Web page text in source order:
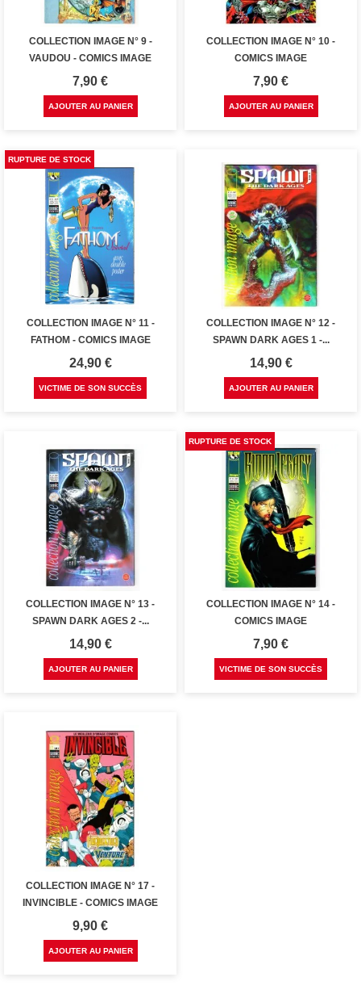
COLLECTION IMAGE N° 9 -
VAUDOU - COMICS IMAGE
Prix
7,90 €
AJOUTER AU PANIER
COLLECTION IMAGE N° 10 -
COMICS IMAGE
Prix
7,90 €
AJOUTER AU PANIER
COLLECTION IMAGE N° 11 -
FATHOM - COMICS IMAGE
Prix
24,90 €
VICTIME DE SON SUCCÈS
RUPTURE DE STOCK
COLLECTION IMAGE N° 12 -
SPAWN DARK AGES 1 -...
Prix
14,90 €
AJOUTER AU PANIER
COLLECTION IMAGE N° 13 -
SPAWN DARK AGES 2 -...
Prix
14,90 €
AJOUTER AU PANIER
COLLECTION IMAGE N° 14 -
COMICS IMAGE
Prix
7,90 €
VICTIME DE SON SUCCÈS
RUPTURE DE STOCK
COLLECTION IMAGE N° 17 -
INVINCIBLE - COMICS IMAGE
Prix
9,90 €
AJOUTER AU PANIER